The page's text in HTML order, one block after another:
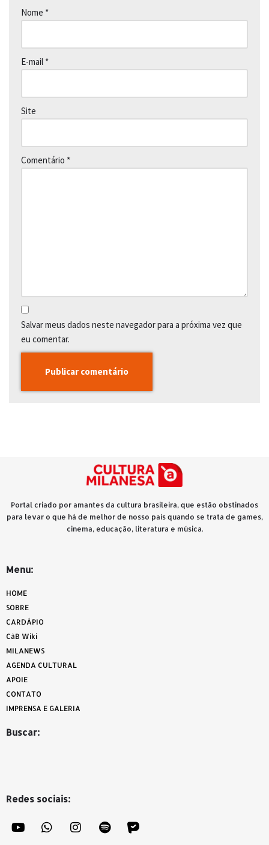
Nome *
E-mail *
Site
Comentário *
Salvar meus dados neste navegador para a próxima vez que
eu comentar.
Portal criado por amantes da cultura brasileira, que estão obstinados
para levar o que há de melhor de nosso país quando se trata de games,
cinema, educação, literatura e música.
Menu:
HOME
SOBRE
CARDÁPIO
CàB Wiki
MILANEWS
AGENDA CULTURAL
APOIE
CONTATO
IMPRENSA E GALERIA
Buscar:
Redes sociais: